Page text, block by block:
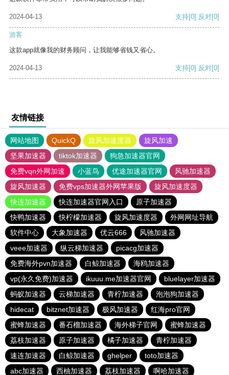
2024-04-13 支持[0] 反对[0]
游客
这款app就像我的财务顾问，让我能够省钱又省心。
2024-04-13 支持[0] 反对[0]
友情链接
网站地图 QuickQ 旋风加速度器
旋风加速
坚果加速器
tiktok加速器
狗急加速器官网
免费vqn外网加速
小蓝鸟 优途加速器官网
风驰加速器
旋风加速器
免费vps加速器外网苹果版
旋风加速度器
快连加速器
快连加速器官网入口
原子加速器
快鸭加速器
快柠檬加速器 旋风加速度器
外网网址导航
软件中心
大象加速器 优云666
风驰加速器
veee加速器
纵云梯加速器
picacg加速器
免费海外pvn加速器
白鲸加速器
海鸥加速器
vp(永久免费)加速器
ikuuu.me加速器官网
bluelayer加速器
蚂蚁加速器
云梯加速器 青柠加速器
泡泡狗加速器
hidecat
bitznet加速器 极风加速器
红海pro官网
蜜蜂加速器
番石榴加速器 海外梯子官网
蜜蜂加速器
荔枝加速器
原子加速器 橘子加速器
青柠加速器
速连加速器
白鲸加速器 ghelper
toto加速器
abc加速器
西柚加速器 荔枝加速器 啊哈加速器